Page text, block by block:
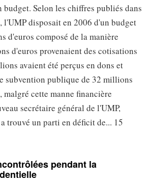
budget. Selon les chiffres publiés dans
l'UMP disposait en 2006 d'un budget
d'euros composé de la manière
d'euros provenaient des cotisations
avaient été perçus en dons et
subvention publique de 32 millions
malgré cette manne financière
secrétaire général de l'UMP,
trouvé un parti en déficit de... 15
pendant la